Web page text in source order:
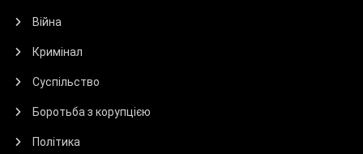
Війна
Кримінал
Суспільство
Боротьба з корупцією
Політика